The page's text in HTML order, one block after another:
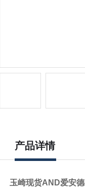
产品详情
玉崎现货AND爱安